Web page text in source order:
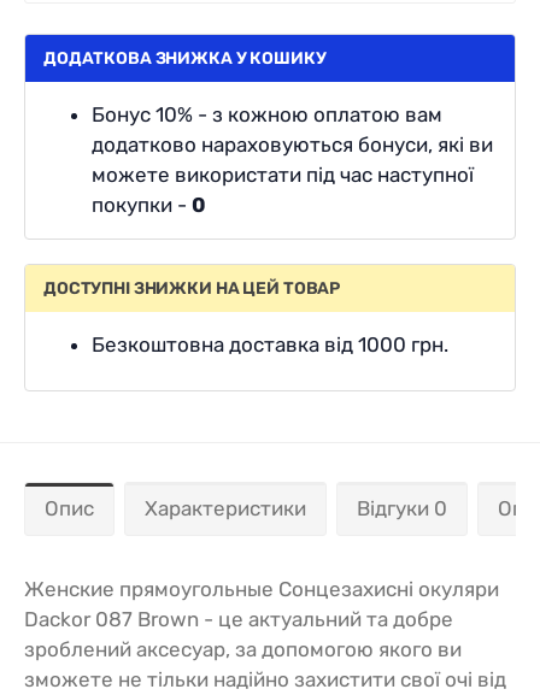
ДОДАТКОВА ЗНИЖКА У КОШИКУ
Бонус 10% - з кожною оплатою вам
додатково нараховуються бонуси, які ви
можете використати під час наступної
покупки - 0
ДОСТУПНІ ЗНИЖКИ НА ЦЕЙ ТОВАР
Безкоштовна доставка від 1000 грн.
Опис Характеристики Відгуки 0
Женские прямоугольные Сонцезахисні окуляри
Dackor 087 Brown - це актуальний та добре
зроблений аксесуар, за допомогою якого ви
зможете не тільки надійно захистити свої очі від